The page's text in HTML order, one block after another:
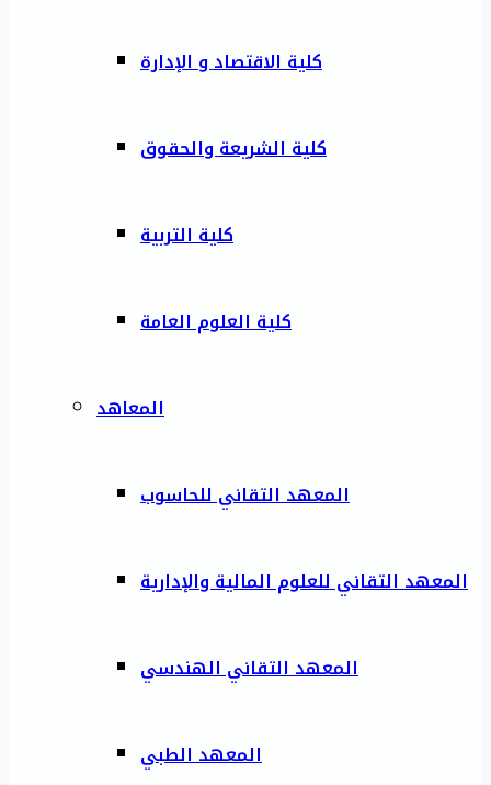
كلية الاقتصاد و الإدارة
كلية الشريعة والحقوق
كلية التربية
كلية العلوم العامة
المعاهد
المعهد التقاني للحاسوب
المعهد التقاني للعلوم المالية والإدارية
المعهد التقاني الهندسي
المعهد الطبي